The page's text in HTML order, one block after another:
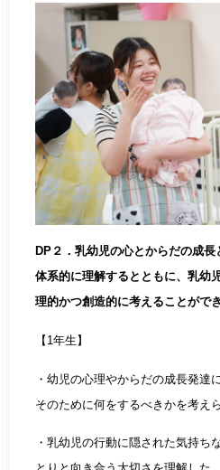
DP２．乳幼児の心とからだの成
体系的に理解するとともに、乳幼
理的かつ創造的に考えることができ
【1年生】
・幼児の心理やからだの成長発達
そのために何をするべきかを考え
・乳幼児の行動に隠された気持ち